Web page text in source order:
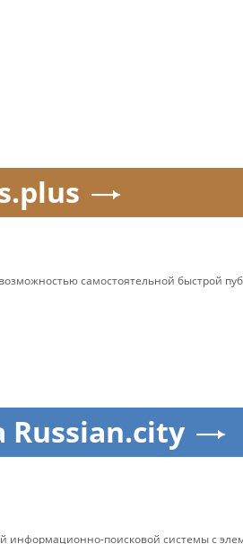
самостоятельной быстрой
Russian.city
поисковой системы с